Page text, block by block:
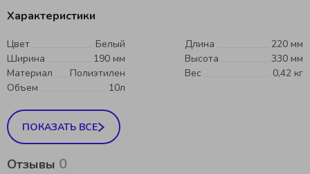
Характеристики
Цвет Белый Длина
220 мм
Ширина
190 мм Высота
330 мм
Материал
Полиэтилен Вес
0,42 кг
Объем
10л
ПОКАЗАТЬ ВСЕ
Отзывы 0